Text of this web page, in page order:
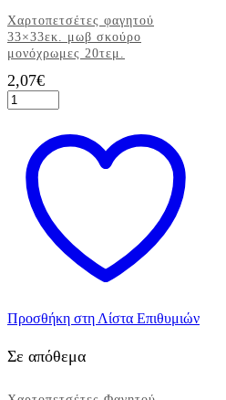
Χαρτοπετσέτες φαγητού
33×33εκ. μωβ σκούρο
μονόχρωμες 20τεμ.
2,07€
Χαρτοπετσέτες
φαγητού
σκούρο
μονόχρωμες
20τεμ.
ποσότητα
Προσθήκη στη Λίστα Επιθυμιών
Σε απόθεμα